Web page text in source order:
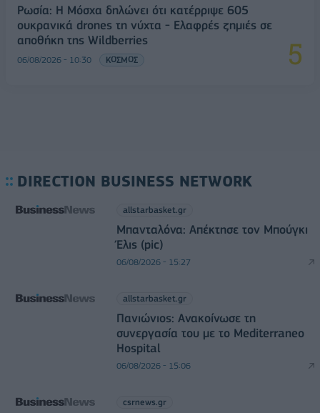
Ρωσία: Η Μόσχα δηλώνει ότι κατέρριψε 605
ουκρανικά drones τη νύχτα - Ελαφρές ζημιές σε
αποθήκη της Wildberries
06/08/2026 - 10:30 ΚΟΣΜΟΣ
DIRECTION BUSINESS NETWORK
allstarbasket.gr
Μπανταλόνα: Απέκτησε τον Μπούγκι
Έλις (pic)
06/08/2026 - 15:27
allstarbasket.gr
Πανιώνιος: Ανακοίνωσε τη
συνεργασία του με το Mediterraneo
Hospital
06/08/2026 - 15:06
csrnews.gr